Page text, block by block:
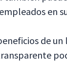
en
de un